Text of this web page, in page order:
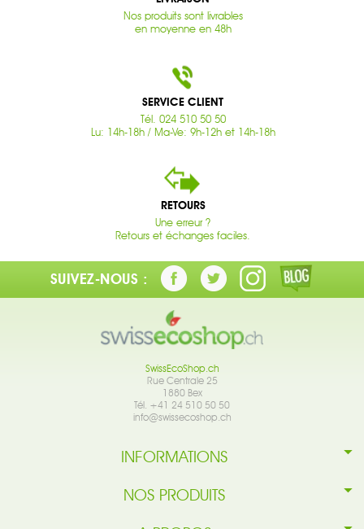
Nos produits sont livrables
en moyenne en 48h
SERVICE CLIENT
Tél. 024 510 50 50
Lu: 14h-18h / Ma-Ve: 9h-12h et 14h-18h
RETOURS
Une erreur ?
Retours et échanges faciles.
SUIVEZ-NOUS :
SwissEcoShop.ch
Rue Centrale 25
1880 Bex
Tél. +41 24 510 50 50
info@swissecoshop.ch
INFORMATIONS
NOS PRODUITS